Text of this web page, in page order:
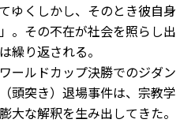
く――しかし、そのとき彼自身
。その不在が社会を照らし出
繰り返される。
ールドカップ決勝でのジダン
頭突き）退場事件は、宗教学
大な解釈を生み出してきた。